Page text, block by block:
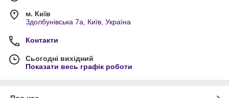
м. Київ
Здолбунівська 7а, Київ, Україна
Контакти
Сьогодні вихідний
Показати весь графік роботи